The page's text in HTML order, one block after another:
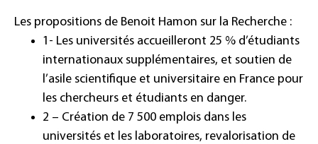
Les propositions de Benoit Hamon sur la Recherche :
1- Les universités accueilleront 25 % d’étudiants
internationaux supplémentaires, et soutien de
l’asile scientifique et universitaire en France pour
les chercheurs et étudiants en danger.
2 – Création de 7 500 emplois dans les
universités et les laboratoires, revalorisation de